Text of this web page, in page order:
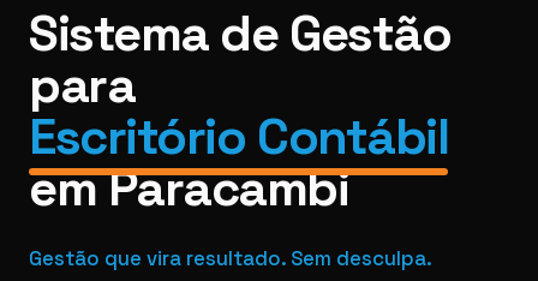
Sistema de Gestão
para
Escritório Contábil
em Paracambi
Gestão que vira resultado. Sem desculpa.